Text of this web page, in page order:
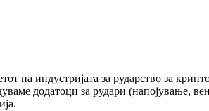
на индустријата за рударство за
додатоци за рудари (напојување,